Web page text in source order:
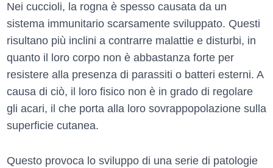
Nei cuccioli, la rogna è spesso causata da un
sistema immunitario scarsamente sviluppato. Questi
risultano più inclini a contrarre malattie e disturbi, in
quanto il loro corpo non è abbastanza forte per
resistere alla presenza di parassiti o batteri esterni. A
causa di ciò, il loro fisico non è in grado di regolare
gli acari, il che porta alla loro sovrappopolazione sulla
superficie cutanea.
Questo provoca lo sviluppo di una serie di patologie